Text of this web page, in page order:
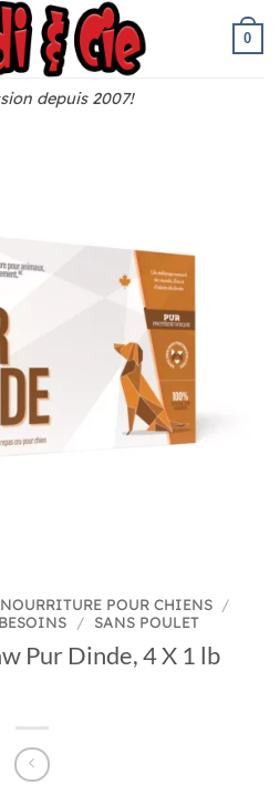
depuis 2007!
0
NOURRITURE POUR CHIENS /
/ SANS POULET
Pur Dinde, 4 X 1 lb